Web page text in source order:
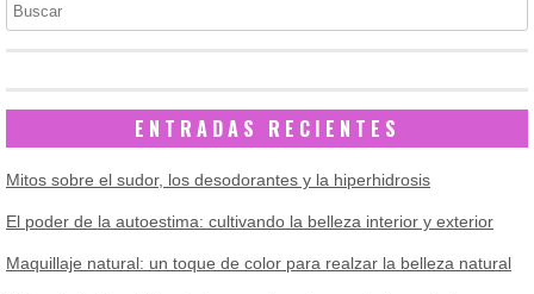
ENTRADAS RECIENTES
Mitos sobre el sudor, los desodorantes y la hiperhidrosis
El poder de la autoestima: cultivando la belleza interior y exterior
Maquillaje natural: un toque de color para realzar la belleza natural